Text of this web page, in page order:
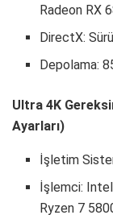
Radeon RX
DirectX:
Depolama:
Ultra 4K
Ayarları)
İşletim
İşlemci:
Ryzen 7